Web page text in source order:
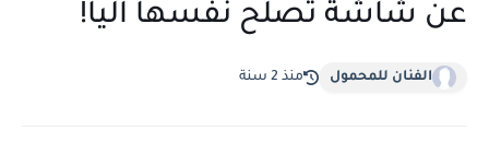
عن شاشة تصلح نفسها آليا!
الفنان للمحمول منذ 2 سنة